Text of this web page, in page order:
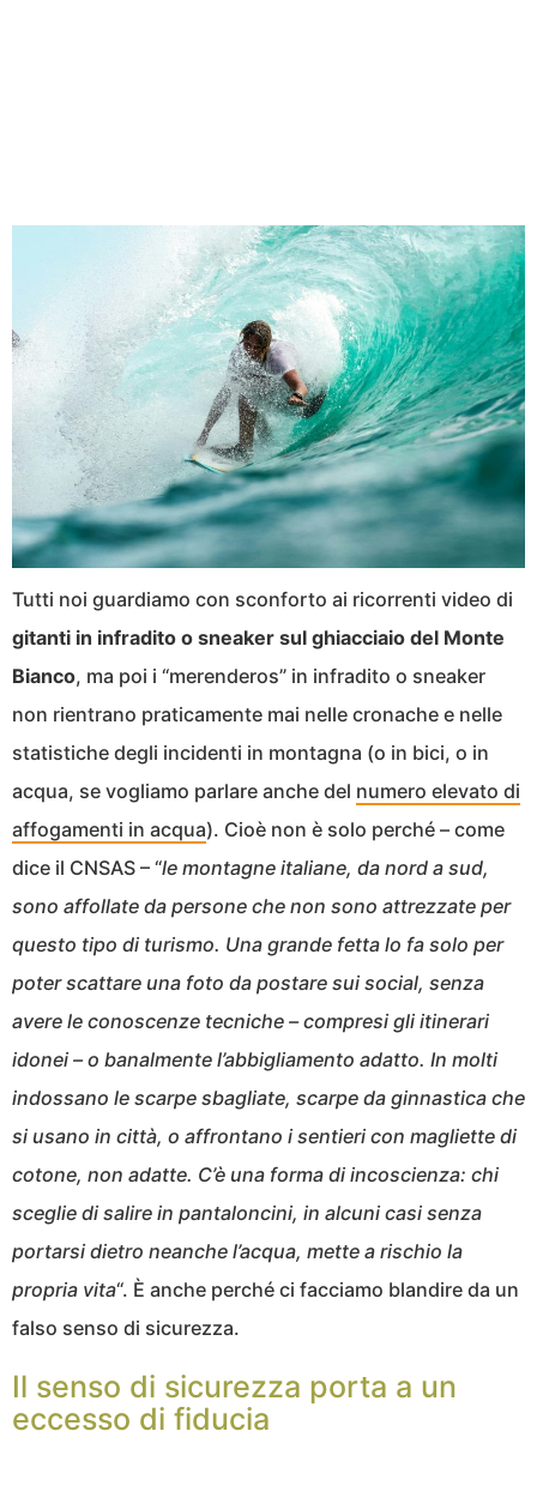
Tutti noi guardiamo con sconforto ai ricorrenti video di
gitanti in infradito o sneaker sul ghiacciaio del Monte
Bianco, ma poi i “merenderos” in infradito o sneaker
non rientrano praticamente mai nelle cronache e nelle
statistiche degli incidenti in montagna (o in bici, o in
acqua, se vogliamo parlare anche del numero elevato di
affogamenti in acqua). Cioè non è solo perché – come
dice il CNSAS – “le montagne italiane, da nord a sud,
sono affollate da persone che non sono attrezzate per
questo tipo di turismo. Una grande fetta lo fa solo per
poter scattare una foto da postare sui social, senza
avere le conoscenze tecniche – compresi gli itinerari
idonei – o banalmente l’abbigliamento adatto. In molti
indossano le scarpe sbagliate, scarpe da ginnastica che
si usano in città, o affrontano i sentieri con magliette di
cotone, non adatte. C’è una forma di incoscienza: chi
sceglie di salire in pantaloncini, in alcuni casi senza
portarsi dietro neanche l’acqua, mette a rischio la
propria vita“. È anche perché ci facciamo blandire da un
falso senso di sicurezza.
Il senso di sicurezza porta a un
eccesso di fiducia